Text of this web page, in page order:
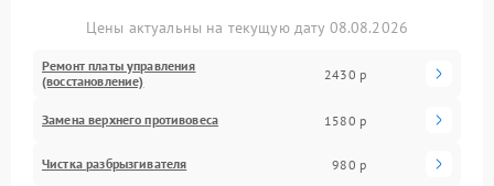
Цены актуальны на текущую дату 08.08.2026
Ремонт платы управления
(восстановление)
2430 р
Замена верхнего противовеса 1580 р
Чистка разбрызгивателя 980 р